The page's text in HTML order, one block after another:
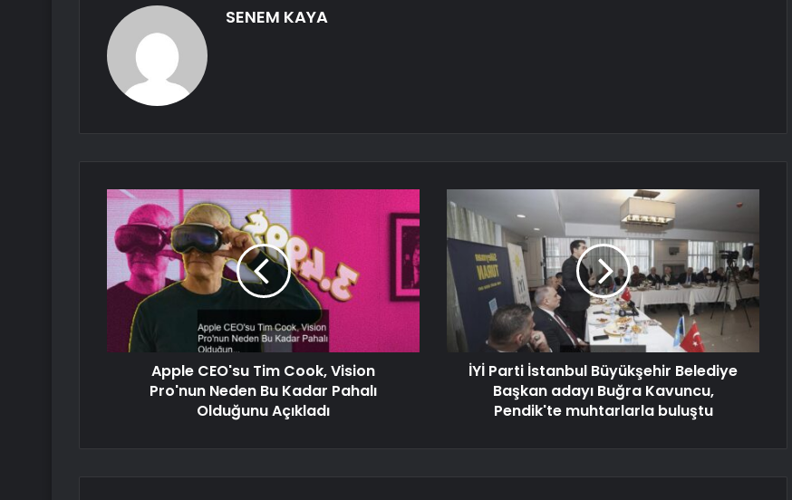
SENEM KAYA
Apple CEO'su Tim Cook, Vision
Pro'nun Neden Bu Kadar Pahalı
Olduğunu Açıkladı
İYİ Parti İstanbul Büyükşehir Belediye
Başkan adayı Buğra Kavuncu,
Pendik'te muhtarlarla buluştu